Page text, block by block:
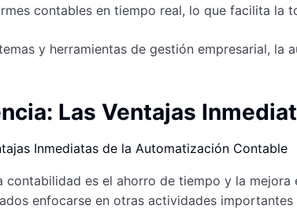
contables en tiempo real, lo que facilita la
y herramientas de gestión empresarial,
Las Ventajas
es el ahorro de tiempo y la
enfocarse en otras actividades